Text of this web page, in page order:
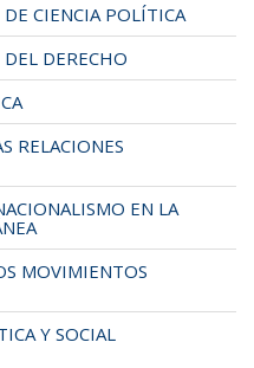
CIENCIA POLÍTICA
DERECHO
RELACIONES
EN LA
MOVIMIENTOS
Y SOCIAL